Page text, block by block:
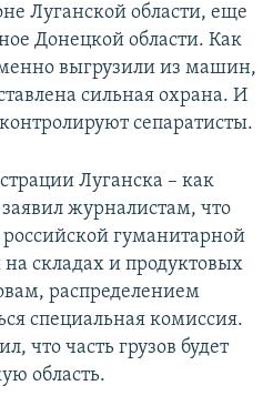
Луганской области, еще
Донецкой области. Как
выгрузили из машин,
сильная охрана. И
сепаратисты.
Луганска – как
журналистам, что
гуманитарной
складах и продуктовых
распределением
специальная комиссия.
что часть грузов будет
область.